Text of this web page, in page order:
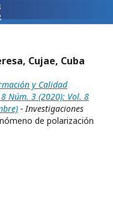
Cujae, Cuba
y Calidad
Núm. 3 (2020): Vol. 8
- Investigaciones
de polarización